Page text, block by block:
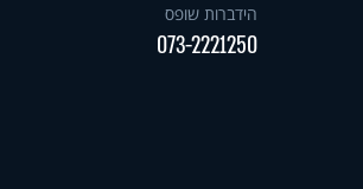
הידברות שופס
073-2221250